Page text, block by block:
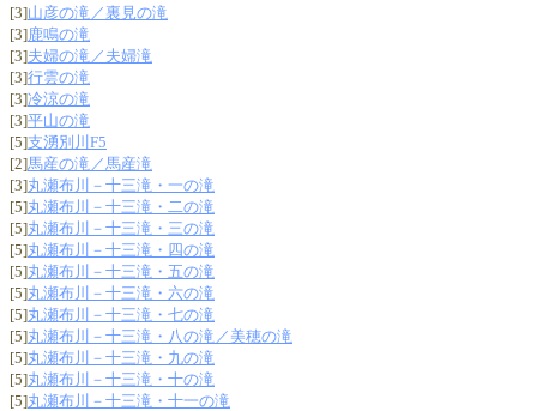
[3]山彦の滝／裏見の滝
[3]鹿鳴の滝
[3]夫婦の滝／夫婦滝
[3]行雲の滝
[3]冷涼の滝
[3]平山の滝
[5]支湧別川F5
[2]馬産の滝／馬産滝
[3]丸瀬布川－十三滝・一の滝
[5]丸瀬布川－十三滝・二の滝
[5]丸瀬布川－十三滝・三の滝
[5]丸瀬布川－十三滝・四の滝
[5]丸瀬布川－十三滝・五の滝
[5]丸瀬布川－十三滝・六の滝
[5]丸瀬布川－十三滝・七の滝
[5]丸瀬布川－十三滝・八の滝／美穂の滝
[5]丸瀬布川－十三滝・九の滝
[5]丸瀬布川－十三滝・十の滝
[5]丸瀬布川－十三滝・十一の滝